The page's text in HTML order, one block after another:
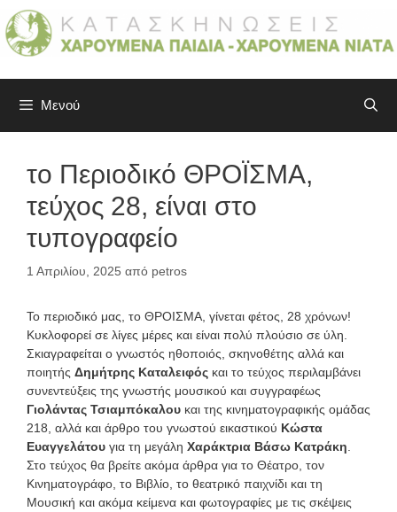
Μετάβαση
σε
περιεχόμενο
Μενού
το Περιοδικό ΘΡΟΪΣΜΑ,
τεύχος 28, είναι στο
τυπογραφείο
1 Απριλίου, 2025 από petros
Το περιοδικό μας, το ΘΡΟΙΣΜΑ, γίνεται φέτος, 28 χρόνων!
Κυκλοφορεί σε λίγες μέρες και είναι πολύ πλούσιο σε ύλη.
Σκιαγραφείται ο γνωστός ηθοποιός, σκηνοθέτης αλλά και
ποιητής Δημήτρης Καταλειφός και το τεύχος περιλαμβάνει
συνεντεύξεις της γνωστής μουσικού και συγγραφέως
Γιολάντας Τσιαμπόκαλου και της κινηματογραφικής ομάδας
218, αλλά και άρθρο του γνωστού εικαστικού Κώστα
Ευαγγελάτου για τη μεγάλη Χαράκτρια Βάσω Κατράκη
Στο τεύχος θα βρείτε ακόμα άρθρα για το Θέατρο, τον
Κινηματογράφο, το Βιβλίο, το θεατρικό παιχνίδι και τη
Μουσική και ακόμα κείμενα και φωτογραφίες με τις σκέψεις